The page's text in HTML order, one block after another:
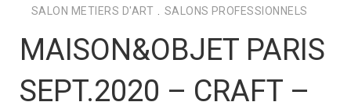
SALON METIERS D'ART
SALONS PROFESSIONNELS
MAISON&OBJET PARIS
SEPT.2020 – CRAFT –